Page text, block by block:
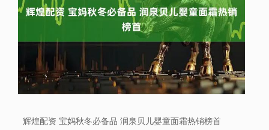
辉煌配资 宝妈秋冬必备品 润泉贝儿婴童面霜热销榜首